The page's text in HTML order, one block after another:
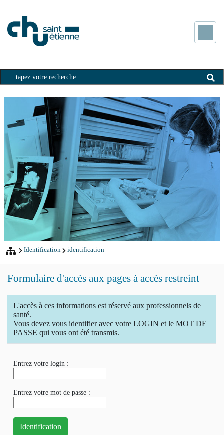
Identification identification
Formulaire d'accès aux pages à accès restreint
L'accès à ces informations est réservé aux professionnels de
santé.
Vous devez vous identifier avec votre LOGIN et le MOT DE
PASSE qui vous ont été transmis.
Entrez votre login :
Entrez votre mot de passe :